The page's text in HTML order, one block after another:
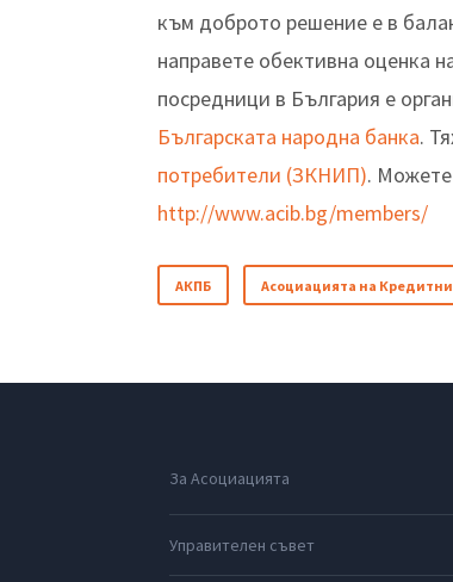
към доброто решение е в
направете обективна оценка
посредници в България е
Българската народна банка.
потребители (ЗКНИП). Можете
http://www.acib.bg/members/
АКПБ Асоциацията на
За Асоциацията
Управителен съвет